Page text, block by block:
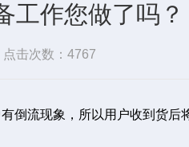
工作您做了吗？
点击次数：4767
倒流现象，所以用户收到货后